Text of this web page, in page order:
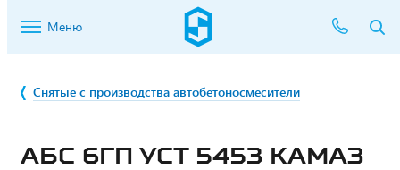
Меню
Снятые с производства автобетоносмесители
АБС 6ГП УСТ 5453 КАМАЗ